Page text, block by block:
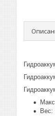
Вес: